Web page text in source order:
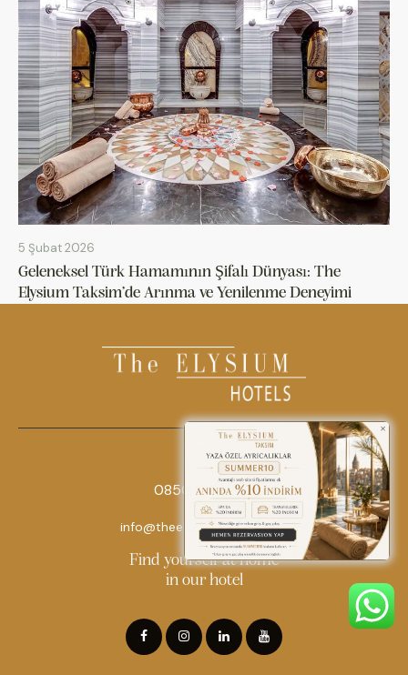
5 Şubat 2026
Geleneksel Türk Hamamının Şifalı Dünyası: The
Elysium Taksim’de Arınma ve Yenilenme Deneyimi
0850 242 18 18
info@theelysiumhotels.com
Find yourself at home
in our hotel